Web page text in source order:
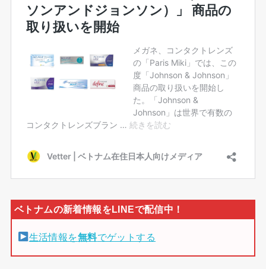
生活情報を無料でゲットする